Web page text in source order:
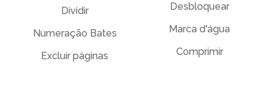
Dividir
Numeração Bates
Excluir páginas
Desbloquear
Marca d'água
Comprimir